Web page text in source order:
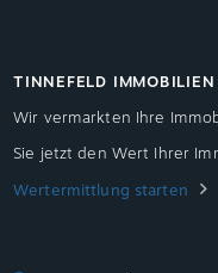
TINNEFELD IMMOBILIEN
Wir vermarkten Ihre
Sie jetzt den Wert Ihrer
Wertermittlung starten